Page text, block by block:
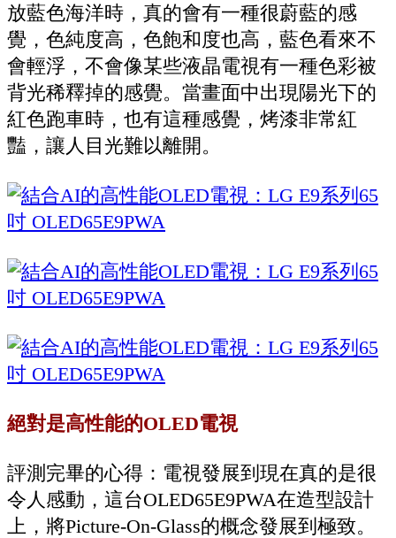
放藍色海洋時，真的會有一種很蔚藍的感
覺，色純度高，色飽和度也高，藍色看來不
會輕浮，不會像某些液晶電視有一種色彩被
背光稀釋掉的感覺。當畫面中出現陽光下的
紅色跑車時，也有這種感覺，烤漆非常紅
豔，讓人目光難以離開。
絕對是高性能的OLED電視
評測完畢的心得：電視發展到現在真的是很
令人感動，這台OLED65E9PWA在造型設計
上，將Picture-On-Glass的概念發展到極致。